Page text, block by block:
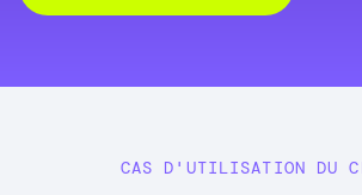
CAS D'UTILISATION DU